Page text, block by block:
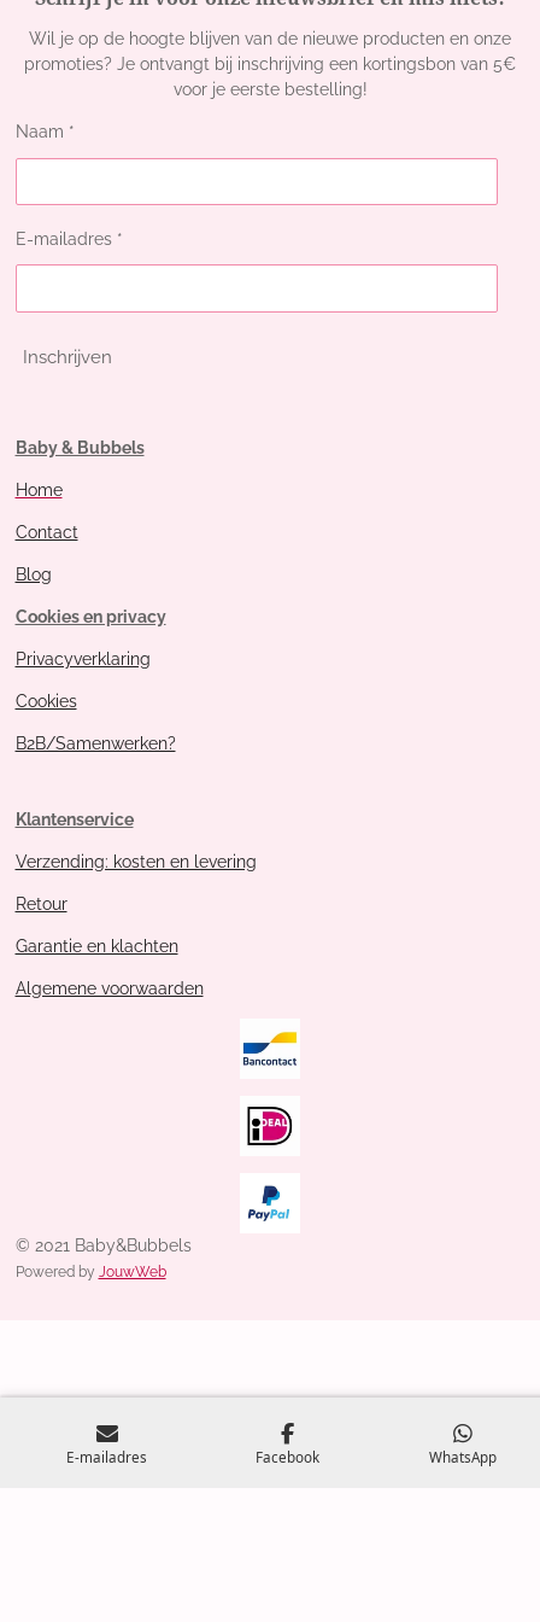
Wil je op de hoogte blijven van de nieuwe producten en onze
promoties? Je ontvangt bij inschrijving een kortingsbon van 5€
voor je eerste bestelling!
Naam *
E-mailadres *
Inschrijven
Baby & Bubbels
Home
Contact
Blog
Cookies en privacy
Privacyverklaring
Cookies
B2B/Samenwerken?
Klantenservice
Verzending: kosten en levering
Retour
Garantie en klachten
Algemene voorwaarden
© 2021 Baby&Bubbels
Powered by JouwWeb
E-mailadres Facebook WhatsApp